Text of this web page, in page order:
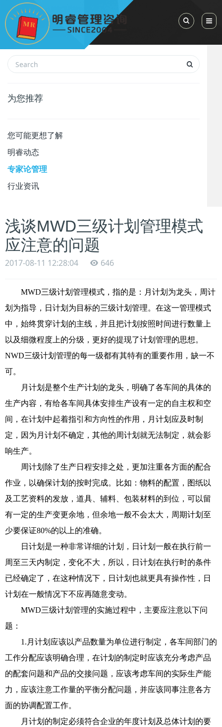
Toggle
为您推荐
您可能更想了解
明睿动态
专家论管理
行业资讯
浅谈MWD三级计划管理模式
应注意的问题
2017-08-11 12:28:04 646
MWD三级计划管理模式，指的是：月计划为龙头，周计
划为指导，日计划为目标的三级计划管理。在这一管理模式
中，始终贯穿计划的主线，并且把计划按照时间进行数量上
以及细微程度上的分级，更好的提现了计划管理的思想。
NWD三级计划管理的每一级都有其特有的重要作用，缺一不
可。
月计划是整个生产计划的龙头，明确了各车间的具体的
生产内容，有给各车间具体安排生产设有一定的自主权和空
间，在计划中起着指引和方向性的作用，月计划应及时制
定，因为月计划不确定，其他的周计划就无法制定，就会影
响生产。
周计划除了生产日程安排之处，更加注重各方面的配合
作业，以确保计划的按时完成。比如：物料的配置，图纸以
及工艺资料的发放，道具、辅料、包装材料的到位，可以留
有一定的生产变更余地，但余地一般不会太大，周期计划至
少要保证80%的以上的准确。
日计划是一种非常详细的计划，日计划一般在执行前一
周至三天内制定，变化不大，所以，日计划在执行时的条件
已经确定了，在这种情况下，日计划也就更具有操作性，日
计划在一般情况下不应再随意变动。
MWD三级计划管理的实施过程中，主要应注意以下问
题 ：
1.月计划应该以产品数量为单位进行制定，各车间部门的
工作分配应该明确合理，在计划的制定时应该充分考虑产品
的配套问题和产品的交接问题，应该考虑车间的实际生产能
力，应该注意工作量的平衡分配问题，并应该同事注意各方
面的协调配置工作。
月计划的制定必须符合企业的年度计划及总体计划的要